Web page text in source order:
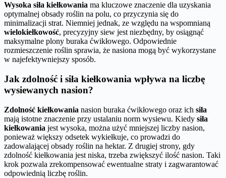
Wysoka siła kiełkowania ma kluczowe znaczenie dla uzyskania
optymalnej obsady roślin na polu, co przyczynia się do
minimalizacji strat. Niemniej jednak, ze względu na wspomnianą
wielokiełkowość, precyzyjny siew jest niezbędny, by osiągnąć
maksymalne plony buraka ćwikłowego. Odpowiednie
rozmieszczenie roślin sprawia, że nasiona mogą być wykorzystane
w najefektywniejszy sposób.
Jak zdolność i siła kiełkowania wpływa na liczbę
wysiewanych nasion?
Zdolność kiełkowania nasion buraka ćwikłowego oraz ich siła
mają istotne znaczenie przy ustalaniu norm wysiewu. Kiedy siła
kiełkowania jest wysoka, można użyć mniejszej liczby nasion,
ponieważ większy odsetek wykiełkuje, co prowadzi do
zadowalającej obsady roślin na hektar. Z drugiej strony, gdy
zdolność kiełkowania jest niska, trzeba zwiększyć ilość nasion. Taki
krok pozwala zrekompensować ewentualne straty i zagwarantować
odpowiednią liczbę roślin.